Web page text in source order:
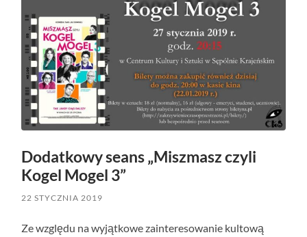
Dodatkowy seans „Miszmasz czyli
Kogel Mogel 3”
22 STYCZNIA 2019
Ze względu na wyjątkowe zainteresowanie kultową